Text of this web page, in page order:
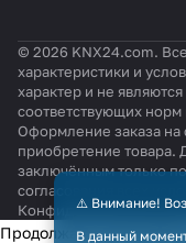
© 2026 KNX24.com.
характеристики и
характер и не
соответствующих норм
Оформление заказа на
приобретение товара.
заключённым только
согласования всех
Конфиденциальность
⚠️ Внимание!
В данный
Продолжая